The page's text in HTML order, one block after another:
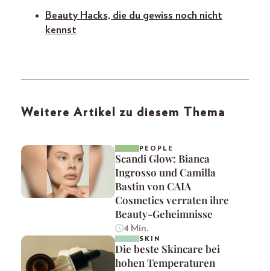
Beauty Hacks, die du gewiss noch nicht
kennst
Weitere Artikel zu diesem Thema
PEOPLE
Scandi Glow: Bianca
Ingrosso und Camilla
Bastin von CAIA
Cosmetics verraten ihre
Beauty-Geheimnisse
4 Min.
SKIN
Die beste Skincare bei
hohen Temperaturen